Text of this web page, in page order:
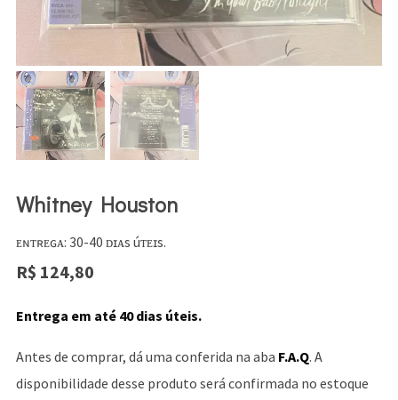
Whitney Houston
ᴇɴᴛʀᴇɢᴀ: 30-40 ᴅɪᴀs úᴛᴇɪs.
R$ 124,80
Entrega em até 40 dias úteis.
Antes de comprar, dá uma conferida na aba F.A.Q. A
disponibilidade desse produto será confirmada no estoque